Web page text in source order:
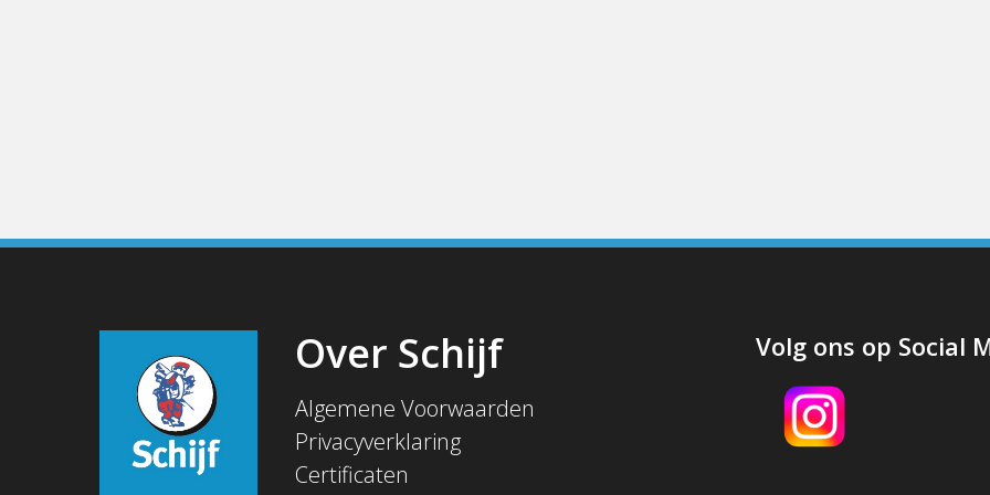
Over Schijf
Algemene Voorwaarden
Privacyverklaring
Certificaten
Volg ons op Social